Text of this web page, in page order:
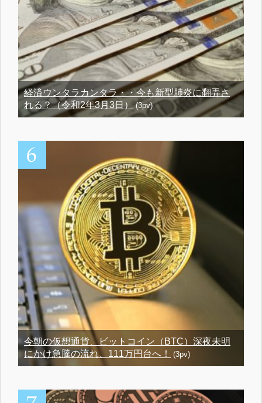
経済ウンタラカンタラ・・今も新型肺炎に翻弄さ
れる？（令和2年3月3日）(3pv)
今朝の仮想通貨、ビットコイン（BTC）深夜未明
にかけ急騰の流れ、111万円台へ！
(3pv)